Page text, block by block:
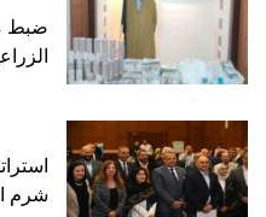
ضبط
شرم